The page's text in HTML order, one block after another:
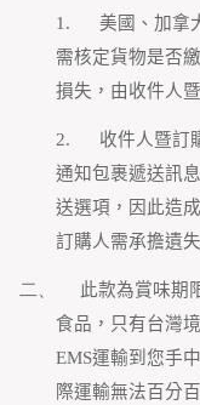
1.
美國、加拿
需核定貨物是否
損失，由收件人
2.
收件人暨訂
通知包裹遞送訊
送選項，因此造
訂購人需承擔遺
二、 此款為賞味期
食品，只有台灣
EMS運輸到您手
際運輸無法百分